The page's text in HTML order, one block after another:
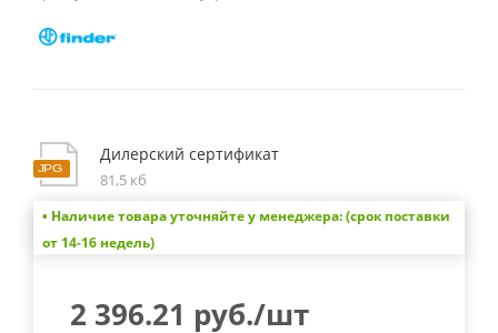
Дилерский сертификат
81,5 кб
• Наличие товара уточняйте у менеджера: (срок поставки
от 14-16 недель)
2 396.21 руб./шт